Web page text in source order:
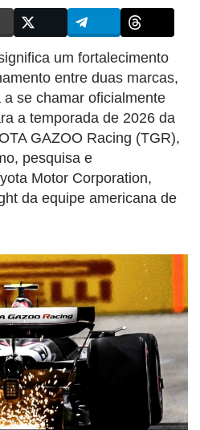
um fortalecimento
entre duas marcas,
a se chamar oficialmente
a temporada de 2026 da
GAZOO Racing (TGR),
pesquisa e
Motor Corporation,
da equipe americana de